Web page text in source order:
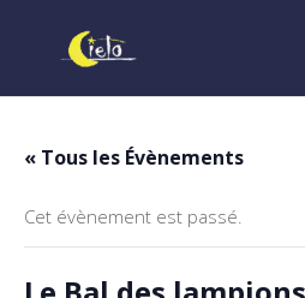
« Tous les Évènements
Cet évènement est passé.